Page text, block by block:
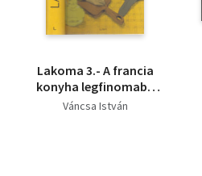
Lakoma 3.- A francia
konyha legfinomabb
ételeiből (dedikált)
Váncsa István